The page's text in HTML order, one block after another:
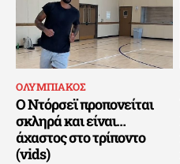
ΟΛΥΜΠΙΑΚΟΣ
Ο Ντόρσεϊ προπονείται
σκληρά και είναι…
άχαστος στο τρίποντο
(vids)